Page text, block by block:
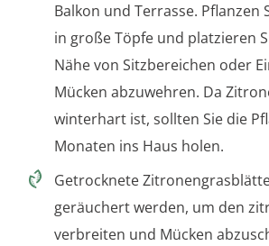
Balkon und Terrasse. Pflanzen
in große Töpfe und platzieren
Nähe von Sitzbereichen oder
Mücken abzuwehren. Da
winterhart ist, sollten Sie die
Monaten ins Haus holen.
Getrocknete
geräuchert werden, um den
verbreiten und Mücken